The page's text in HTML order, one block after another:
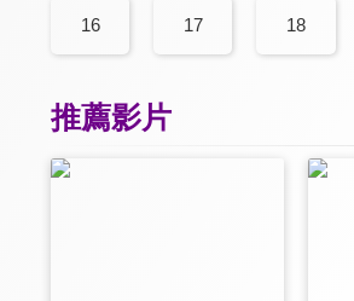
16 17 18
推薦影片